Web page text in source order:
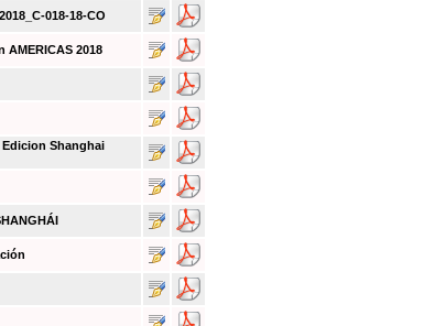
018-18-CO
AMERICAS 2018
Edicion Shanghai